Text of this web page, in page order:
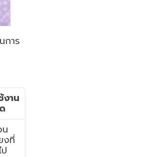
การ
งาน
น
งที่
ป